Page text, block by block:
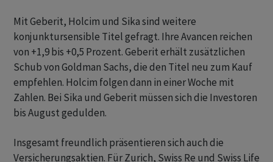
Mit Geberit, Holcim und Sika sind weitere
konjunktursensible Titel gefragt. Ihre Avancen reichen
von +1,9 bis +0,5 Prozent. Geberit erhält zusätzlichen
Schub von Goldman Sachs, die den Titel neu zum Kauf
empfehlen. Holcim folgen dann in einer Woche mit
Zahlen. Bei Sika und Geberit müssen sich die Investoren
bis August gedulden.
Insgesamt freundlich präsentieren sich auch die
Versicherungsaktien. Für Zurich, Swiss Re und Swiss Life